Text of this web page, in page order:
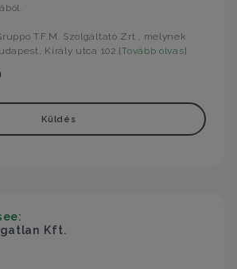
T.F.M. Szolgáltató Zrt., melynek
Király utca 102.[Tovább olvas]
Küldés
Kft.